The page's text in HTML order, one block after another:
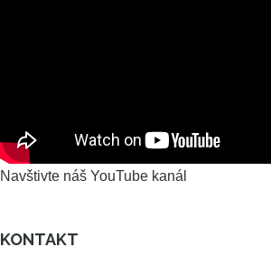
Navštivte náš YouTube kanál
KONTAKT